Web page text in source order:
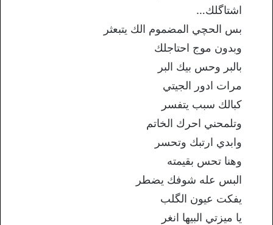
اشتاگلك…
بس الحچي المضموم الك يتبعثر
وبدون موج احتاجلك
بالبر وحس بيك البر
مرات ادور الجيتي
كبالك سبب يتفسر
وتلمحني احرك الخاتم
وابدي ارتبك وتحسر
وهنا تحس بقيمته
البس عله شوفك يضطر
يفكت عيون الگلب
يا ميزتي البيها انغر